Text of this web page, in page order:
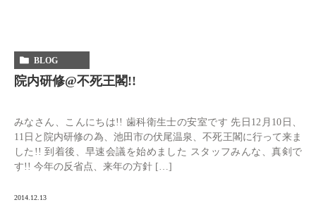
BLOG
院内研修@不死王閣!!
みなさん、こんにちは!! 歯科衛生士の安室です 先日12月10日、
11日と院内研修の為、池田市の伏尾温泉、不死王閣に行って来ま
した!! 到着後、早速会議を始めました スタッフみんな、真剣で
す!! 今年の反省点、来年の方針 […]
2014.12.13